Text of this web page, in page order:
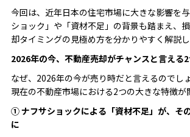
今回は、近年日本の住宅市場に大きな影響を
ショック」や「資材不足」の背景も踏まえ、
却タイミングの見極め方を分かりやすく解説し
2026年の今、不動産売却がチャンスと言える
なぜ、2026年の今が売り時だと言えるのでし
現在の不動産市場における2つの大きな特徴が
① ナフサショックによる「資材不足」が、そ
に